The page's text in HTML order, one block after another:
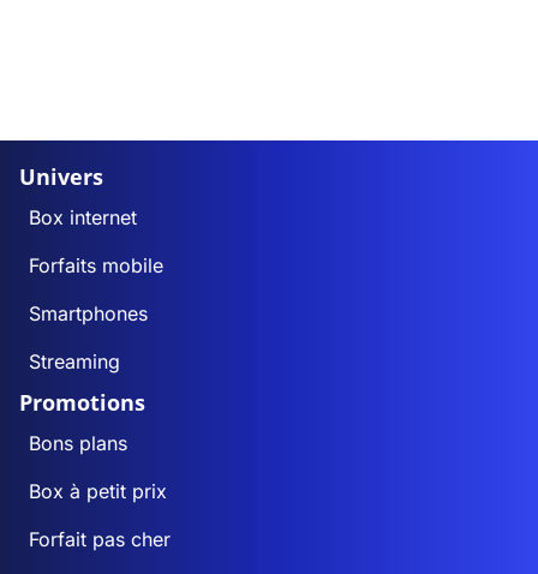
Univers
Box internet
Forfaits mobile
Smartphones
Streaming
Promotions
Bons plans
Box à petit prix
Forfait pas cher